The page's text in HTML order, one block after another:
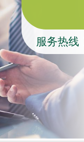
服务热线